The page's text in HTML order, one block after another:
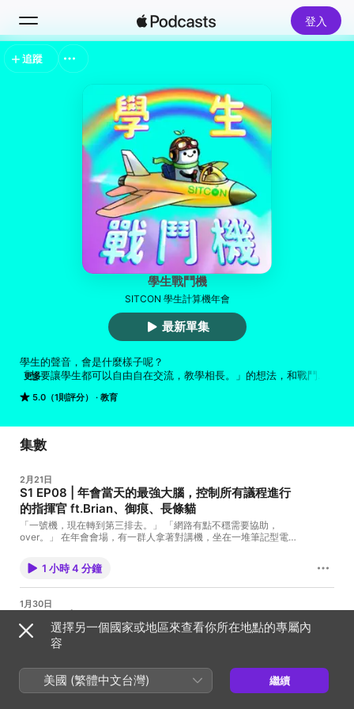
登入
搜尋
熱門排行榜
學生戰鬥機
SITCON 學生計算機年會
5.0（1則評分） 教育
學生的聲音，會是什麼樣子呢？
「想要讓學生都可以自由自在交流，教學相長。」的想法，和戰鬥機
一群由學生自發性組成，支持開源，支持各地交流的團隊，SITCON
飛機劃過天空，劃出絢麗雲彩。
我們來讓夢想，從夢，變成想，變成現實！
😍最生猛，最特別，最獨一無二的資訊研討會
😍沒有最厲害的人，只有一起創造的好夥伴
😍支持開源，支持學生活動，支持資訊教育
以及支持每一個正在努力發聲的你。
更了解我們：
Website：https://sitcon.org/
IG：https://sitcon.org/ig
FB：https://sitcon.org/fb
更多
最新單集
追蹤
集數
2月21日
S1 EP08 | 年會當天的最強大腦，控制所有議程進行
的指揮官 ft.Brian、御痕、長條貓
「一號機，現在轉到第三排去。」 「網路有點不穩需要協助，
over。」 在年會會場，有一群人拿著對講機，坐在一堆筆記型電腦
秘人，究竟在密謀什麼？ 他們講著我們聽不懂的話語，現在，就讓
我們一起來解鎖這些奧妙！ 就讓我們帶你了解，如何同時整理多處
傳來的影片，年會會場的線對這群人來說有多重要！ #網路 #製播
透透的 Brian、製播長老級人物御痕、製播組專用開發長條貓 採訪
者：還沒念完書的橘子 技術支援：開錄前發現少了一條線的
OnCloud、蛋糕被三個壽星拿去微波爐微波後融化的 Ya 器材支
援：少帶一條線出門的 Nathan 籌備團隊：二月壽星一號 Nathan、
Yuan、Wolf、Yoru、開門小天使 RS 特別感謝：原本要來但因為不
可抗力因素而沒出現的小弘 「請給我們一點錢買乖乖。」--------
-- Brian -- Hosting provided by SoundOn
1 小時 4 分鐘
1月30日
還會教學？ ft.Yuan、yc、HoC 籌備團隊
突然就迸出來的活動，純屬一個念頭，一個消夜。背後究竟藏了多
別人來參加，還有借場地。 要如何說服大家我們不是邪教組織，這
些都是我們要去面對的。 「當初接總召時，沒有人跟我說我們要玩
這麼瘋狂的。」臺中場總召嘆氣。「前天還發生社會案件整個緊張
1 小時 6 分鐘
選擇另一個國家或地區來查看你所在地點的專屬內
容
美國 (繁體中文台灣) 繼續